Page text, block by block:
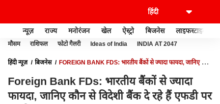
न्यूज़ राज्य मनोरंजन खेल ऐस्ट्रो बिजनेस लाइफस्टाइल
मौसम राशिफल फोटो गैलरी Ideas of India INDIA AT 2047
हिंदी न्यूज़ बिजनेस
FOREIGN BANK FDS: भारतीय बैंकों से ज्यादा फायदा, जानिए कौन
Foreign Bank FDs: भारतीय बैंकों से ज्यादा
फायदा, जानिए कौन से विदेशी बैंक दे रहे हैं एफडी पर